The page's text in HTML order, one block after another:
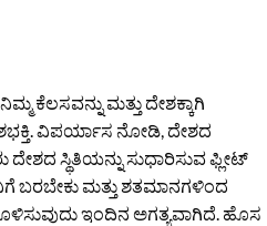
ಕೆಲಸವನ್ನು ಮತ್ತು ದೇಶಕ್ಕಾಗಿ
ವಿಪರ್ಯಾಸ ನೋಡಿ, ದೇಶದ
ಸ್ಥಿತಿಯನ್ನು ಸುಧಾರಿಸುವ ಫ್ಲೀಟ್
ಬರಬೇಕು ಮತ್ತು ಶತಮಾನಗಳಿಂದ
ಇಂದಿನ ಅಗತ್ಯವಾಗಿದೆ. ಹೊಸ